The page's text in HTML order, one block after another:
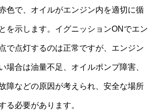
色で、オイルがエンジン内を適切に循
を示します。イグニッションONでエン
で点灯するのは正常ですが、エンジン
場合は油量不足、オイルポンプ障害、
障などの原因が考えられ、安全な場所
る必要があります。